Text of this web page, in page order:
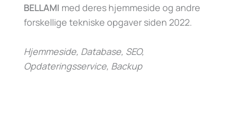
BELLAMI med deres hjemmeside og andre
forskellige tekniske opgaver siden 2022.
Hjemmeside, Database, SEO,
Opdateringsservice, Backup